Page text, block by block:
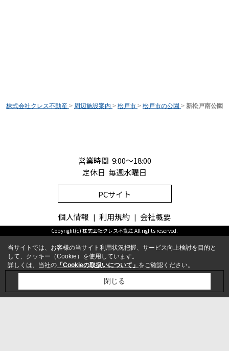
株式会社クレス不動産 > 周辺施設案内 > 松戸市 > 松戸市の公園 > 新松戸南公園
営業時間 9:00～18:00
定休日 毎週水曜日
PCサイト
個人情報 利用規約 会社概要
Copyright(c) 株式会社クレス不動産 All rights reserved.
当サイトでは、お客様の当サイト利用状況把握、サービス向上検討を目的と
して、クッキー（Cookie）を使用しています。
詳しくは、当社の 「Cookieの取扱いについて」 をご確認ください。
閉じる